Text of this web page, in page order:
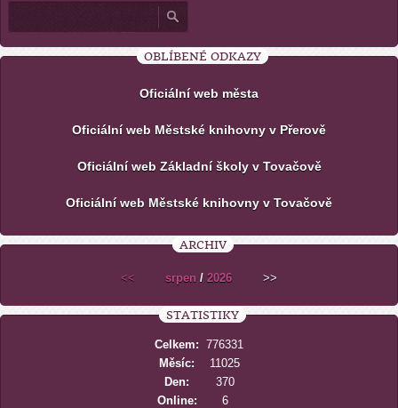
OBLÍBENÉ ODKAZY
Oficiální web města
Oficiální web Městské knihovny v Přerově
Oficiální web Základní školy v Tovačově
Oficiální web Městské knihovny v Tovačově
ARCHIV
<< srpen / 2026 >>
STATISTIKY
Online: 6
Celkem: 776331
Měsíc:
11025
Den:
370